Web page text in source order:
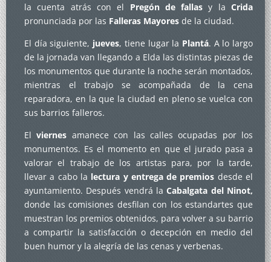
la cuenta atrás con el Pregón de fallas y laCrida
pronunciada por las Falleras Mayores de la ciudad.
El día siguiente, jueves, tiene lugar la Plantá. A lo largo
de la jornada van llegando a Elda las distintas piezas de
los monumentos que durante la noche serán montados,
mientras el trabajo se acompañada de la cena
reparadora, en la que la ciudad en pleno se vuelca con
sus barrios falleros.
Elviernes amanece con las calles ocupadas por los
monumentos. Es el momento en que el jurado pasa a
valorar el trabajo de los artistas para, por la tarde,
llevar a cabo la lectura y entrega de premios desde el
ayuntamiento. Después vendrá laCabalgata del Ninot,
donde las comisiones desfilan con los estandartes que
muestran los premios obtenidos, para volver a su barrio
a compartir la satisfacción o decepción en medio del
buen humor y la alegría de las cenas y verbenas.